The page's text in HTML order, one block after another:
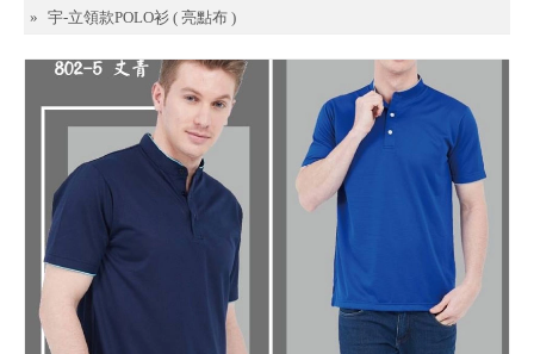
» 宇-立領款POLO衫 ( 亮點布 )